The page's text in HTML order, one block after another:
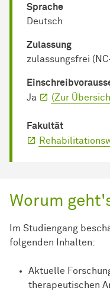
Sprache
Deutsch
Zulassung
zulassungsfrei
Ja
(Zur
Fakultät
Worum
Im Studiengang
folgenden Inhalten:
Aktuelle
therapeutischen